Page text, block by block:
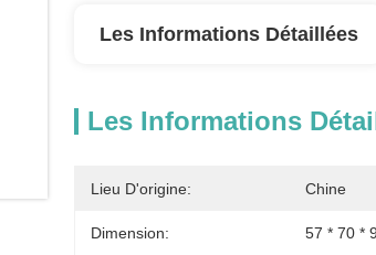
Les Informations Détaillées
Les Informations
Lieu D'origine: Chine
Dimension: 57 * 70 *